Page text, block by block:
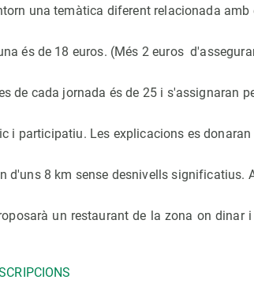
una temàtica diferent relacionada amb
és de 18 euros. (Més 2 euros
de cada jornada és de 25 i s'assignaran
i participatiu. Les explicacions es donaran
d'uns 8 km sense desnivells significatius.
un restaurant de la zona on dinar